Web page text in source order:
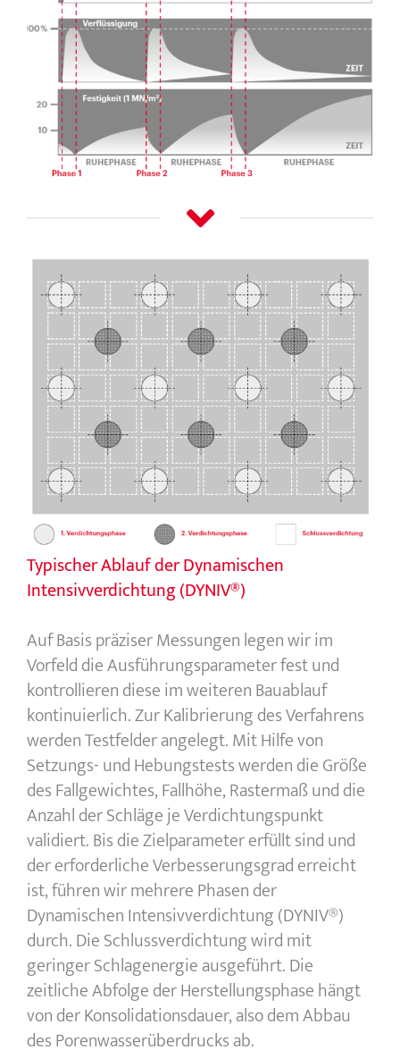
Typischer Ablauf der Dynamischen
Intensivverdichtung (DYNIV®)
Auf Basis präziser Messungen legen wir im
Vorfeld die Ausführungsparameter fest und
kontrollieren diese im weiteren Bauablauf
kontinuierlich. Zur Kalibrierung des Verfahrens
werden Testfelder angelegt. Mit Hilfe von
Setzungs- und Hebungstests werden die Größe
des Fallgewichtes, Fallhöhe, Rastermaß und die
Anzahl der Schläge je Verdichtungspunkt
validiert. Bis die Zielparameter erfüllt sind und
der erforderliche Verbesserungsgrad erreicht
ist, führen wir mehrere Phasen der
Dynamischen Intensivverdichtung (DYNIV®)
durch. Die Schlussverdichtung wird mit
geringer Schlagenergie ausgeführt. Die
zeitliche Abfolge der Herstellungsphase hängt
von der Konsolidationsdauer, also dem Abbau
des Porenwasserüberdrucks ab.